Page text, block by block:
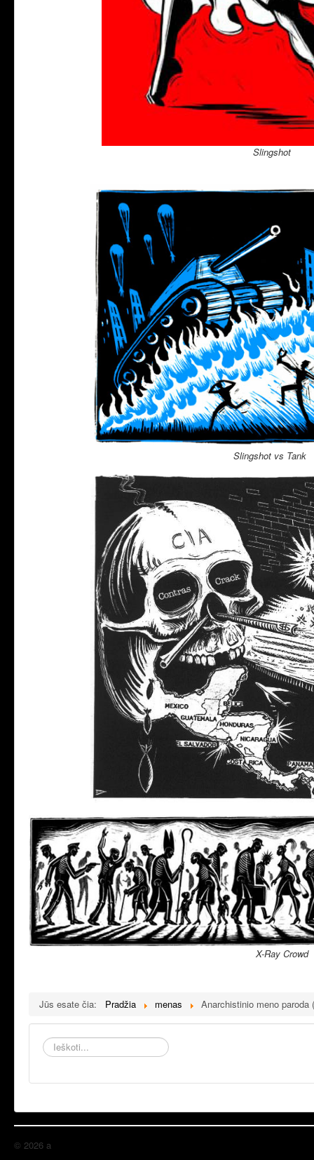
Slingshot
Slingshot vs Tank
X-Ray Crowd
Jūs esate čia: Pradžia menas Anarchistinio meno paroda
Ieškoti...
© 2026 a